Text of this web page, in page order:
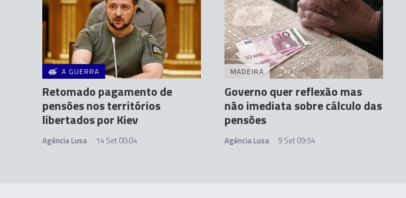
A GUERRA
Retomado pagamento de
pensões nos territórios
libertados por Kiev
Agência Lusa 14 Set 00:04
MADEIRA
Governo quer reflexão mas
não imediata sobre cálculo das
pensões
Agência Lusa 9 Set 09:54